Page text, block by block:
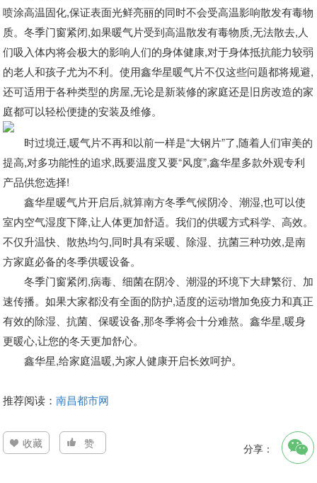
喷涂高温固化,保证表面光鲜亮丽的同时不会受高温影响散发有毒物
质。冬季门窗紧闭,如果暖气片受到高温散发有毒物质,无法散去,人
们吸入体内将会极大的影响人们的身体健康,对于身体抵抗能力较弱
的老人和孩子尤为不利。使用鑫华星暖气片不仅这些问题都将规避,
还可适用于各种类型的房屋,无论是新装修的家庭还是旧房改造的家
庭都可以轻松便捷的安装及维修。
时过境迁,暖气片不再和以前一样是“大钢片”了,随着人们审美的
提高,对多功能性的追求,既要温度又要“风度”,鑫华星多款外观专利
产品供您选择!
鑫华星暖气片开启后,就算南方冬季气候阴冷、潮湿,也可以使
室内空气湿度下降,让人体更加舒适。我们的供暖方式科学、高效。
不仅升温快、散热均匀,同时具有采暖、除湿、抗菌三种功效,是南
方家庭必备的冬季供暖设备。
冬季门窗紧闭,病毒、细菌在阴冷、潮湿的环境下大肆繁衍、加
速传播。如果大家都没有全面的防护,适度的运动增加免疫力和真正
有效的除湿、抗菌、保暖设备,那冬季将会十分难熬。鑫华星,暖身
更暖心,让您的冬天更加舒心。
鑫华星,给家庭温暖,为家人健康开启长效呵护。
推荐阅读：南昌都市网
收藏 赞 分享：